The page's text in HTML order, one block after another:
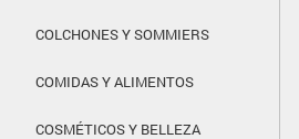
COLCHONES Y SOMMIERS
COMIDAS Y ALIMENTOS
COSMÉTICOS Y BELLEZA